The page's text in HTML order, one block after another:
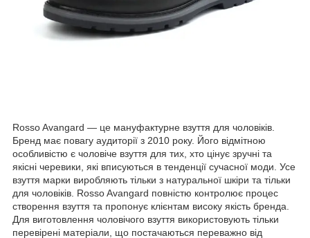
Rosso Avangard — це мануфактурне взуття для чоловіків.
Бренд має повагу аудиторії з 2010 року. Його відмітною
особливістю є чоловіче взуття для тих, хто цінує зручні та
якісні черевики, які вписуються в тенденції сучасної моди. Усе
взуття марки виробляють тільки з натуральної шкіри та тільки
для чоловіків. Rosso Avangard повністю контролює процес
створення взуття та пропонує клієнтам високу якість бренда.
Для виготовлення чоловічого взуття використовують тільки
перевірені матеріали, що постачаються переважно від